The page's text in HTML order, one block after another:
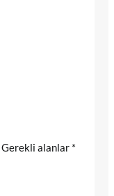
Gerekli alanlar *